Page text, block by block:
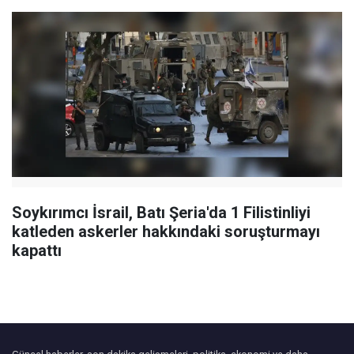
Soykırımcı İsrail, Batı Şeria'da 1 Filistinliyi
katleden askerler hakkındaki soruşturmayı
kapattı